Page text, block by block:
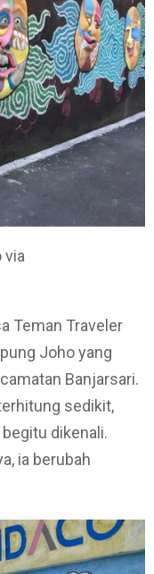
via
Teman Traveler
Joho yang
Banjarsari.
sedikit,
dikenali.
ia berubah